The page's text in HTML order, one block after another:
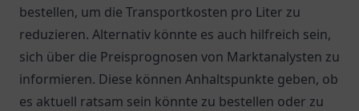
bestellen, um die Transportkosten pro Liter zu
reduzieren. Alternativ könnte es auch hilfreich sein,
sich über die Preisprognosen von Marktanalysten zu
informieren. Diese können Anhaltspunkte geben, ob
es aktuell ratsam sein könnte zu bestellen oder zu